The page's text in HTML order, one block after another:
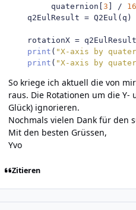
         quaternion
3 /
    q2EulResult
= Q2Eul ( q )
    rotationX
= q2EulResult
print ( "X-axis by
print ( "X-axis by
So kriege ich aktuell die von
raus. Die Rotationen um die Y-
Glück) ignorieren.
Nochmals vielen Dank für den
Mit den besten Grüssen,
Yvo
Zitieren